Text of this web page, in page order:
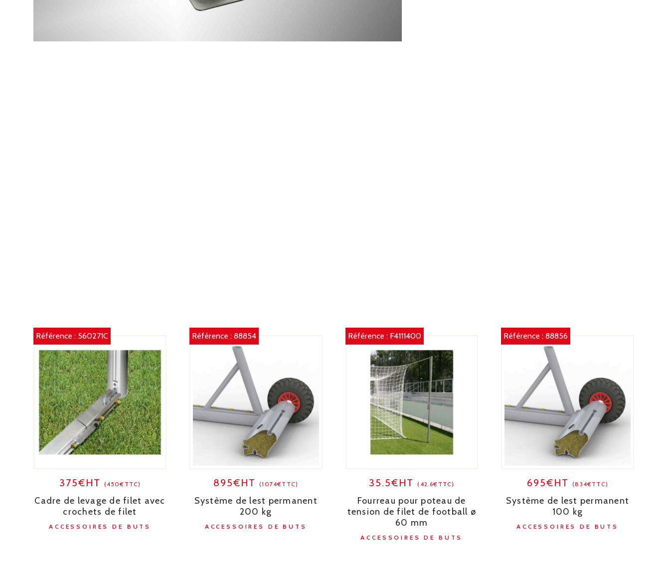
Référence : 560271C
375€HT (450€TTC)
Cadre de levage de filet avec
crochets de filet
ACCESSOIRES DE BUTS
Référence : 88854
895€HT(1074€TTC)
Système de lest permanent
200 kg
ACCESSOIRES DE BUTS
Référence : F4111400
35.5€HT(42.6€TTC)
Fourreau pour poteau de
tension de filet de football ø
60 mm
ACCESSOIRES DE BUTS
Référence :88856
695€HT(834€TTC)
Système de lest permanent
100 kg
ACCESSOIRES DE BUTS